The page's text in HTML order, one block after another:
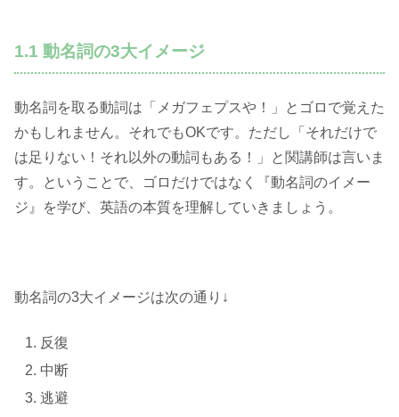
1.1 動名詞の3大イメージ
動名詞を取る動詞は「メガフェプスや！」とゴロで覚えた
かもしれません。それでもOKです。ただし「それだけで
は足りない！それ以外の動詞もある！」と関講師は言いま
す。ということで、ゴロだけではなく『動名詞のイメー
ジ』を学び、英語の本質を理解していきましょう。
動名詞の3大イメージは次の通り↓
反復
中断
逃避